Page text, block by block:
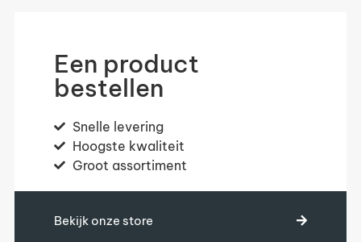
Een product
bestellen
Snelle levering
Hoogste kwaliteit
Groot assortiment
Bekijk onze store